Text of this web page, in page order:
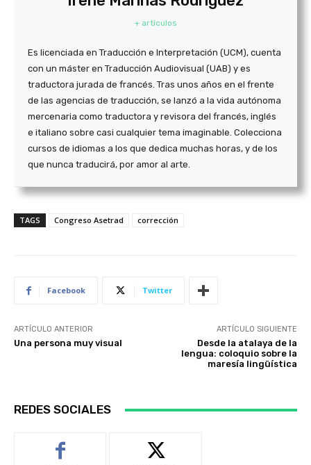
+ artículos
Es licenciada en Traducción e Interpretación (UCM), cuenta
con un máster en Traducción Audiovisual (UAB) y es
traductora jurada de francés. Tras unos años en el frente
de las agencias de traducción, se lanzó a la vida autónoma
mercenaria como traductora y revisora del francés, inglés
e italiano sobre casi cualquier tema imaginable. Colecciona
cursos de idiomas a los que dedica muchas horas, y de los
que nunca traducirá, por amor al arte.
TAGS Congreso Asetrad corrección
Facebook Twitter
ARTÍCULO ANTERIOR
Una persona muy visual
ARTÍCULO SIGUIENTE
Desde la atalaya de la
lengua: coloquio sobre la
maresía lingüística
REDES SOCIALES